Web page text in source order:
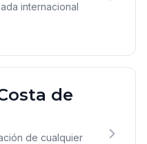
internacional
de
de cualquier